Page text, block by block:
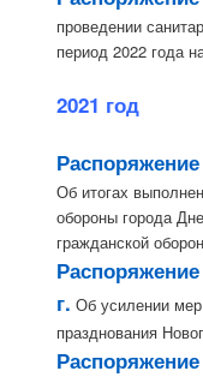
проведении
период 2022 года
2021 год
Об итогах
обороны города
гражданской
г. Об усилении
празднования